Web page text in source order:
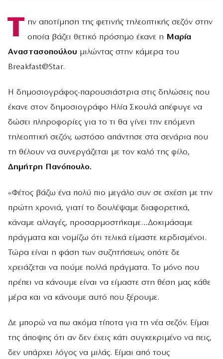
Τ ην αποτίμηση της φετινής τηλεοπτικής σεζόν στην
οποία βάζει θετικό πρόσημο έκανε η Μαρία
Αναστασοπούλου μιλώντας στην κάμερα του
Breakfast@Star.
H δημοσιογράφος-παρουσιάστρια στις δηλώσεις που
έκανε στον δημοσιογράφο Ηλία Σκουλά απέφυγε να
δώσει πληροφορίες για το τι θα γίνει την επόμενη
τηλεοπτική σεζόν, ωστόσο απάντησε στα σενάρια που
τη θέλουν να συνεργάζεται με τον καλό της φίλο,
Δημήτρη Πανόπουλο.
«Φέτος βάζω ένα πολύ πιο μεγάλο συν σε σχέση με την
πρώτη χρονιά, γιατί το δουλέψαμε διαφορετικά,
κάναμε αλλαγές, προσαρμοστήκαμε…Δοκιμάσαμε
πράγματα και νομίζω ότι τελικά είμαστε κερδισμένοι.
Τώρα είναι η φάση των συζητήσεων, οπότε δε
χρειάζεται να πούμε πολλά πράγματα. Το μόνο που
πρέπει να κάνουμε είναι να είμαστε στη θέση μας κάθε
μέρα και να κάνουμε αυτό που ξέρουμε.
Δε μπορώ να πω ακόμα τίποτα για τη νέα σεζόν. Είμαι
της άποψης ότι αν δεν έχεις κάτι συγκεκριμένο να πεις,
δεν υπάρχει λόγος να μιλάς. Είμαι από τους